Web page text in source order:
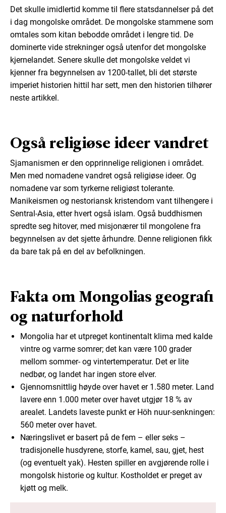
Det skulle imidlertid komme til flere statsdannelser på det
i dag mongolske området. De mongolske stammene som
omtales som kitan bebodde området i lengre tid. De
dominerte vide strekninger også utenfor det mongolske
kjernelandet. Senere skulle det mongolske veldet vi
kjenner fra begynnelsen av 1200-tallet, bli det største
imperiet historien hittil har sett, men den historien tilhører
neste artikkel.
Også religiøse ideer vandret
Sjamanismen er den opprinnelige religionen i området.
Men med nomadene vandret også religiøse ideer. Og
nomadene var som tyrkerne religiøst tolerante.
Manikeismen og nestoriansk kristendom vant tilhengere i
Sentral-Asia, etter hvert også islam. Også buddhismen
spredte seg hitover, med misjonærer til mongolene fra
begynnelsen av det sjette århundre. Denne religionen fikk
da bare tak på en del av befolkningen.
Fakta om Mongolias geografi
og naturforhold
Mongolia har et utpreget kontinentalt klima med kalde
vintre og varme somrer; det kan være 100 grader
mellom sommer- og vintertemperatur. Det er lite
nedbør, og landet har ingen store elver.
Gjennomsnittlig høyde over havet er 1.580 meter. Land
lavere enn 1.000 meter over havet utgjør 18 % av
arealet. Landets laveste punkt er Höh nuur-senkningen:
560 meter over havet.
Næringslivet er basert på de fem – eller seks –
tradisjonelle husdyrene, storfe, kamel, sau, gjet, hest
(og eventuelt yak). Hesten spiller en avgjørende rolle i
mongolsk historie og kultur. Kostholdet er preget av
kjøtt og melk.